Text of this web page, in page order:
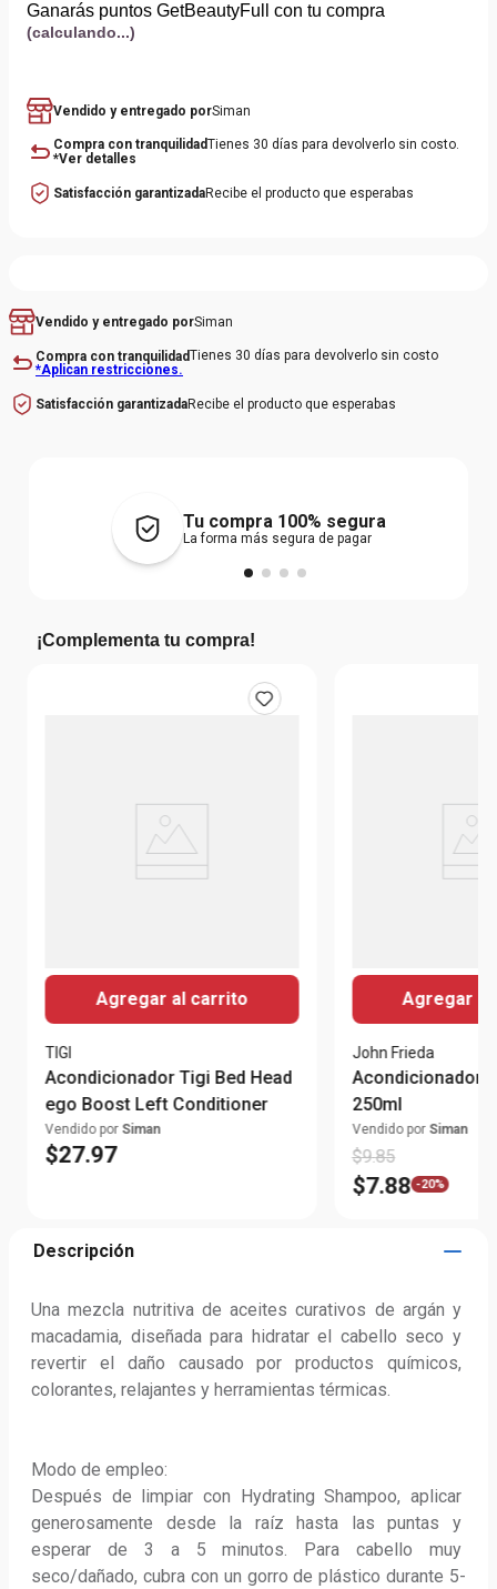
Ganarás puntos GetBeautyFull con tu compra
(calculando...)
Vendido y entregado porSiman
Compra con tranquilidadTienes 30 días para devolverlo sin costo.
*Ver detalles
Satisfacción garantizadaRecibe el producto que esperabas
Vendido y entregado porSiman
Compra con tranquilidadTienes 30 días para devolverlo sin costo
*Aplican restricciones.
Satisfacción garantizadaRecibe el producto que esperabas
Tu compra 100% segura
La forma más segura de pagar
¡Complementa tu compra!
Agregar al carrito
TIGI
Acondicionador Tigi Bed Head
ego Boost Left Conditioner
Vendido por Siman
$27.97
Agregar
John Frieda
Acondicionador
250ml
Vendido por Siman
$9.85
$7.88 -20%
Descripción
Una mezcla nutritiva de aceites curativos de argán y
macadamia, diseñada para hidratar el cabello seco y
revertir el daño causado por productos químicos,
colorantes, relajantes y herramientas térmicas.
Modo de empleo:
Después de limpiar con Hydrating Shampoo, aplicar
generosamente desde la raíz hasta las puntas y
esperar de 3 a 5 minutos. Para cabello muy
seco/dañado, cubra con un gorro de plástico durante 5-